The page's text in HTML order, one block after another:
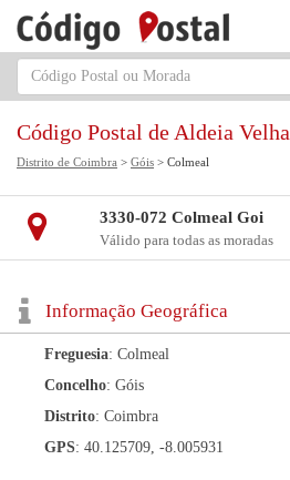
Código Postal de Aldeia Velha
Distrito de Coimbra > Góis > Colmeal
3330-072 Colmeal Goi
Válido para todas as moradas
Informação Geográfica
Freguesia: Colmeal
Concelho: Góis
Distrito: Coimbra
GPS: 40.125709, -8.005931